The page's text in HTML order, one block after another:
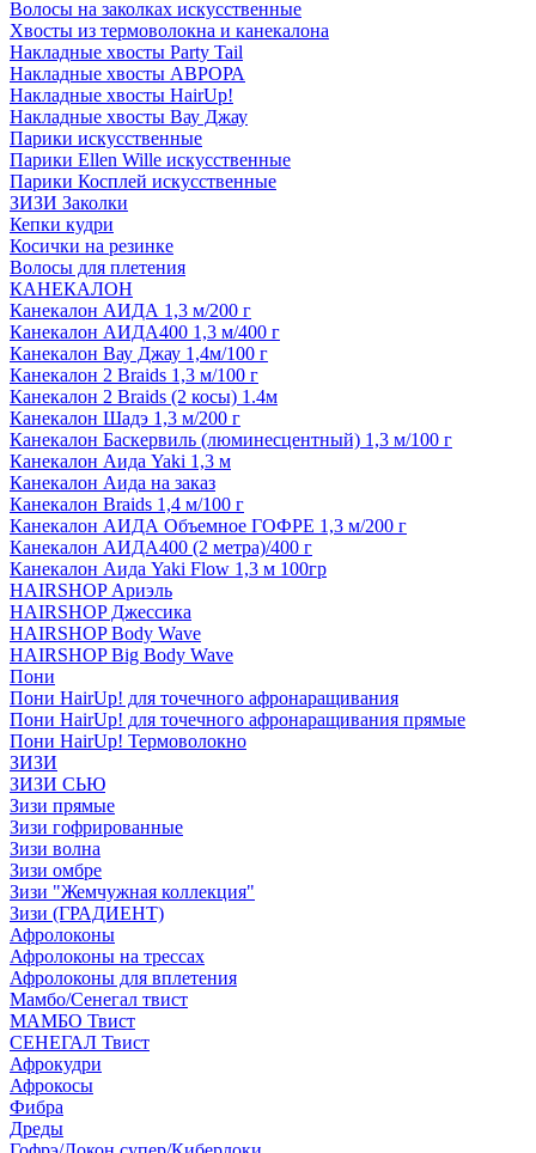
Волосы на заколках искусственные
Хвосты из термоволокна и канекалона
Накладные хвосты Party Tail
Накладные хвосты АВРОРА
Накладные хвосты HairUp!
Накладные хвосты Вау Джау
Парики искусственные
Парики Ellen Wille искусственные
Парики Косплей искусственные
ЗИЗИ Заколки
Кепки кудри
Косички на резинке
Волосы для плетения
КАНЕКАЛОН
Канекалон АИДА 1,3 м/200 г
Канекалон АИДА400 1,3 м/400 г
Канекалон Вау Джау 1,4м/100 г
Канекалон 2 Braids 1,3 м/100 г
Канекалон 2 Braids (2 косы) 1.4м
Канекалон Шадэ 1,3 м/200 г
Канекалон Баскервиль (люминесцентный) 1,3 м/100 г
Канекалон Аида Yaki 1,3 м
Канекалон Аида на заказ
Канекалон Braids 1,4 м/100 г
Канекалон АИДА Объемное ГОФРЕ 1,3 м/200 г
Канекалон АИДА400 (2 метра)/400 г
Канекалон Аида Yaki Flow 1,3 м 100гр
HAIRSHOP Ариэль
HAIRSHOP Джессика
HAIRSHOP Body Wave
HAIRSHOP Big Body Wave
Пони
Пони HairUp! для точечного афронаращивания
Пони HairUp! для точечного афронаращивания прямые
Пони HairUp! Термоволокно
ЗИЗИ
ЗИЗИ СЬЮ
Зизи прямые
Зизи гофрированные
Зизи волна
Зизи омбре
Зизи "Жемчужная коллекция"
Зизи (ГРАДИЕНТ)
Афролоконы
Афролоконы на трессах
Афролоконы для вплетения
Мамбо/Сенегал твист
МАМБО Твист
СЕНЕГАЛ Твист
Афрокудри
Афрокосы
Фибра
Дреды